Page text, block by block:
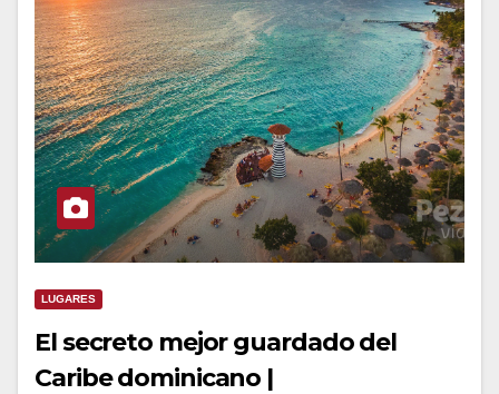
LUGARES
El secreto mejor guardado del
Caribe dominicano |